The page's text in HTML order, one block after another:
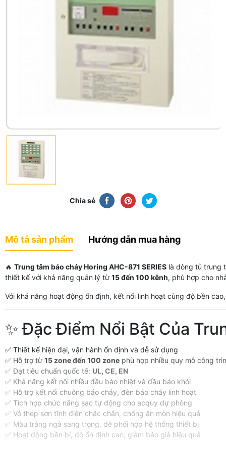
Chia sẻ
Mô tả sản phẩm Hướng dẫn mua hàng
🔥 Trung tâm báo cháy Horing AHC-871 SERIES là dòng tủ trung
thiết kế với khả năng quản lý từ 15 đến 100 kênh, phù hợp cho
Với khả năng hoạt động ổn định, kết nối linh hoạt cùng độ bền
✨ Đặc Điểm Nổi Bật Của
✅ Thiết kế hiện đại, vận hành ổn định và dễ sử dụng
✅ Hỗ trợ từ 15 zone đến 100 zone phù hợp nhiều quy mô công
✅ Đạt tiêu chuẩn quốc tế: UL, CE, EN
✅ Khả năng kết nối nhiều đầu báo nhiệt và đầu báo khói
✅ Hỗ trợ kết nối chuông báo cháy, đèn báo cháy linh hoạt
✅ Tích hợp chức năng sạc tự động cho acquy dự phòng
✅ Vỏ thép sơn tĩnh điện chắc chắn, chống ăn mòn hiệu quả
✅ Màu trắng ngà sang trọng, dễ phối hợp hệ thống thiết bị
✅ Hoạt động bền bỉ, độ ổn định cao, giảm báo giả hiệu quả